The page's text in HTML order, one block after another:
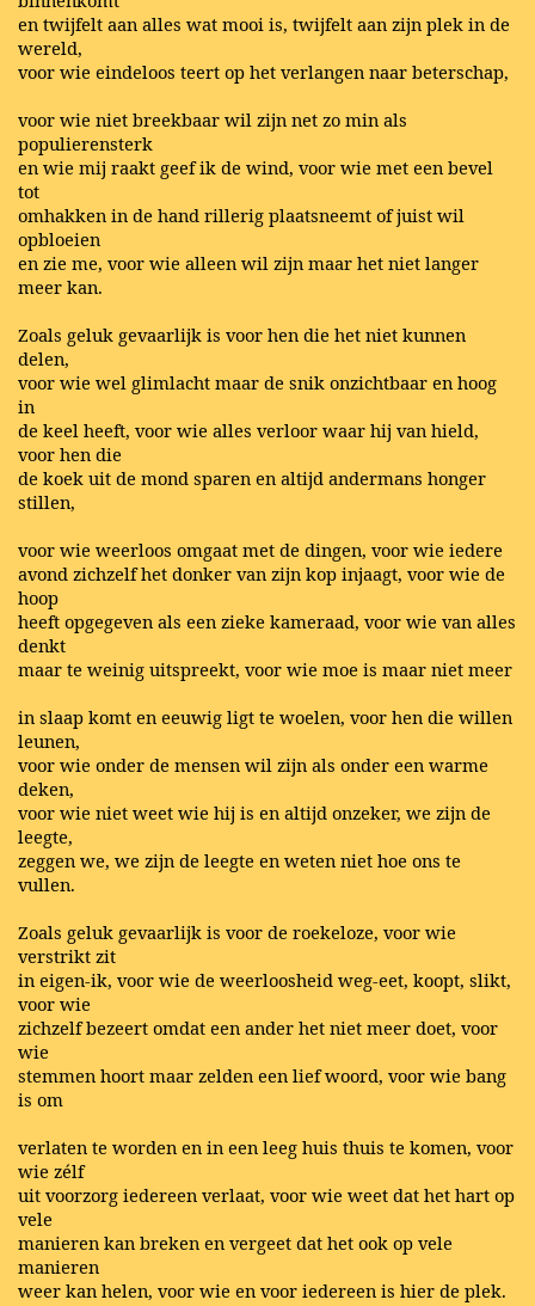
en twijfelt aan alles wat mooi is, twijfelt aan zijn plek in de
wereld,
voor wie eindeloos teert op het verlangen naar beterschap,
voor wie niet breekbaar wil zijn net zo min als
populierensterk
en wie mij raakt geef ik de wind, voor wie met een bevel
tot
omhakken in de hand rillerig plaatsneemt of juist wil
opbloeien
en zie me, voor wie alleen wil zijn maar het niet langer
meer kan.
Zoals geluk gevaarlijk is voor hen die het niet kunnen
delen,
voor wie wel glimlacht maar de snik onzichtbaar en hoog
in
de keel heeft, voor wie alles verloor waar hij van hield,
voor hen die
de koek uit de mond sparen en altijd andermans honger
stillen,
voor wie weerloos omgaat met de dingen, voor wie iedere
avond zichzelf het donker van zijn kop injaagt, voor wie de
hoop
heeft opgegeven als een zieke kameraad, voor wie van alles
denkt
maar te weinig uitspreekt, voor wie moe is maar niet meer
in slaap komt en eeuwig ligt te woelen, voor hen die willen
leunen,
voor wie onder de mensen wil zijn als onder een warme
deken,
voor wie niet weet wie hij is en altijd onzeker, we zijn de
leegte,
zeggen we, we zijn de leegte en weten niet hoe ons te
vullen.
Zoals geluk gevaarlijk is voor de roekeloze, voor wie
verstrikt zit
in eigen-ik, voor wie de weerloosheid weg-eet, koopt, slikt,
voor wie
zichzelf bezeert omdat een ander het niet meer doet, voor
wie
stemmen hoort maar zelden een lief woord, voor wie bang
is om
verlaten te worden en in een leeg huis thuis te komen, voor
wie zélf
uit voorzorg iedereen verlaat, voor wie weet dat het hart op
vele
manieren kan breken en vergeet dat het ook op vele
manieren
weer kan helen, voor wie en voor iedereen is hier de plek.